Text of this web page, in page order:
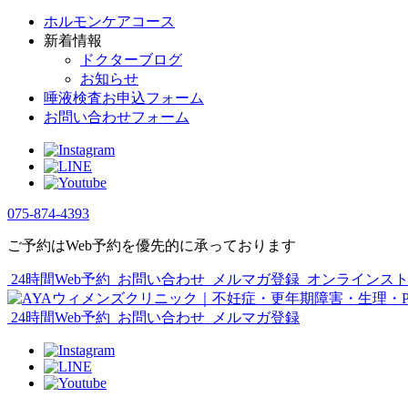
ホルモンケアコース
新着情報
ドクターブログ
お知らせ
唾液検査お申込フォーム
お問い合わせフォーム
075-874-4393
ご予約はWeb予約を優先的に承っております
24時間Web予約 お問い合わせ メルマガ登録 オンラインス
24時間Web予約 お問い合わせ メルマガ登録